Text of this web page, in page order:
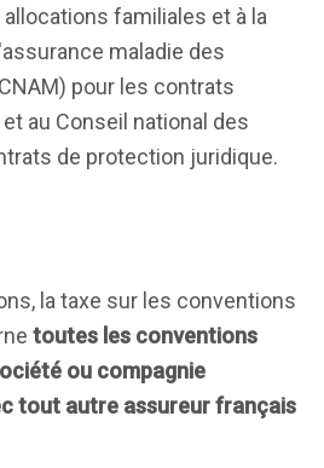
familiales et à la
maladie des
pour les contrats
au Conseil national des
de protection juridique.
la taxe sur les conventions
toutes les conventions
ou compagnie
tout autre assureur français